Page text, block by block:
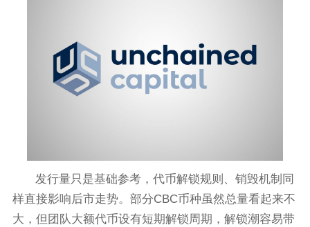
发行量只是基础参考，代币解锁规则、销毁机制同
样直接影响后市走势。部分CBC币种虽然总量看起来不
大，但团队大额代币设有短期解锁周期，解锁潮容易带